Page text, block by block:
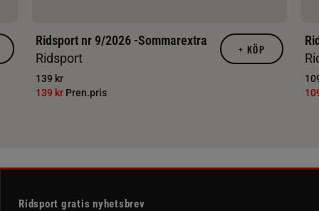
Ridsport nr 9/2026 -Sommarextra
Ridsport
139 kr
139 kr Pren.pris
+ KÖP
Ridsport gratis nyhetsbrev